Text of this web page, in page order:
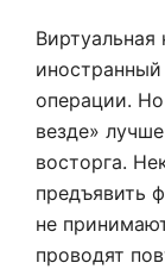
Виртуальная
операции.
везде»
восторга.
предъявить
не
проводят